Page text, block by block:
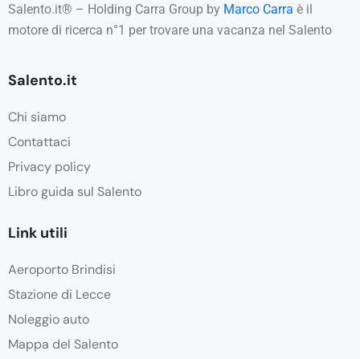
Salento.it® – Holding Carra Group by Marco Carra è il
motore di ricerca n°1 per trovare una vacanza nel Salento
Salento.it
Chi siamo
Contattaci
Privacy policy
Libro guida sul Salento
Link utili
Aeroporto Brindisi
Stazione di Lecce
Noleggio auto
Mappa del Salento